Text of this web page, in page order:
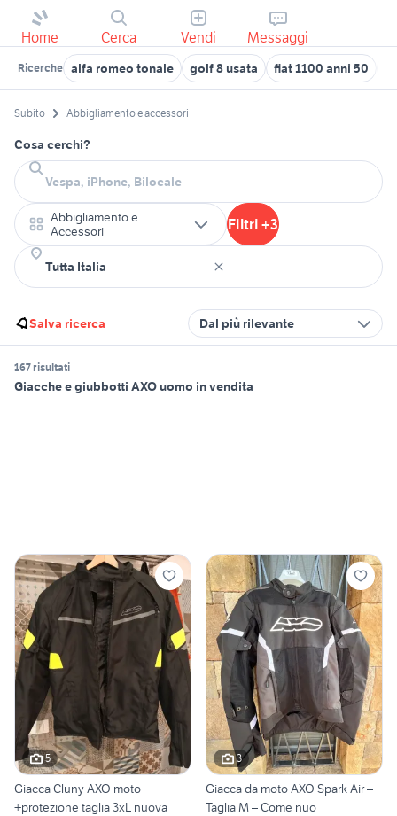
Home Cerca Vendi Messaggi
Ricerche alfa romeo tonale golf 8 usata fiat 1100 anni 50
Subito Abbigliamento e accessori
Cosa cerchi?
Abbigliamento e
Accessori
Filtri +3
Salva ricerca Dal più rilevante
167 risultati
Giacche e giubbotti AXO uomo in vendita
5
Giacca Cluny AXO moto
+protezione taglia 3xL nuova
3
Giacca da moto AXO Spark Air –
Taglia M – Come nuo